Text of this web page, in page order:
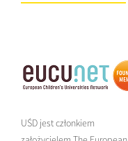
UŚD jest członkiem